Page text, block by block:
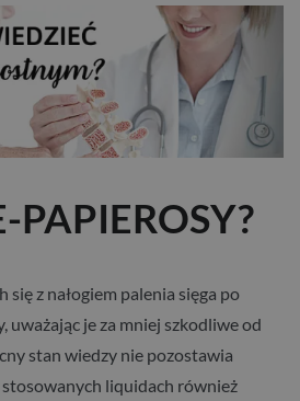
PAPIEROSY?
się z nałogiem palenia sięga po
uważając je za mniej szkodliwe od
stan wiedzy nie pozostawia
liquidach również